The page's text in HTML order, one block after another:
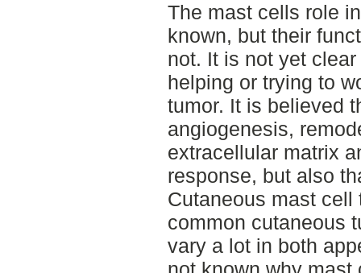
The mast cells role
known, but their
not. It is not yet
helping or trying to
tumor. It is believed
angiogenesis,
extracellular matrix
response, but also
Cutaneous mast cell
common cutaneous
vary a lot in both